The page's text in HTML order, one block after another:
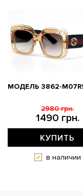
МОДЕЛЬ 3862-
1490 грн.
2980 грн.
КУПИТЬ
в наличии